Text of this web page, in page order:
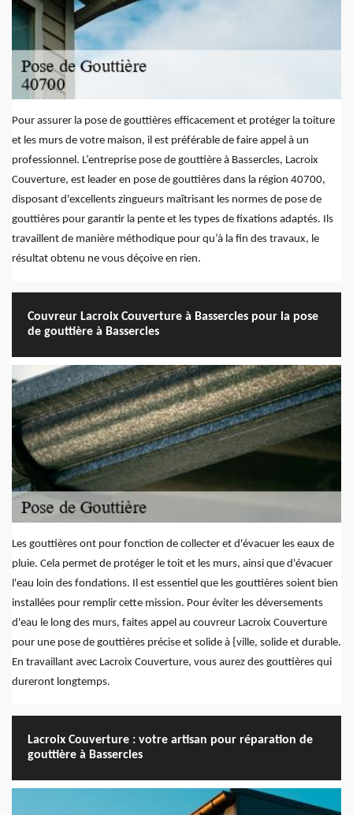
Pour assurer la pose de gouttières efficacement et protéger la toiture
et les murs de votre maison, il est préférable de faire appel à un
professionnel. L’entreprise pose de gouttière à Bassercles, Lacroix
Couverture, est leader en pose de gouttières dans la région 40700,
disposant d'excellents zingueurs maîtrisant les normes de pose de
gouttières pour garantir la pente et les types de fixations adaptés. Ils
travaillent de manière méthodique pour qu’à la fin des travaux, le
résultat obtenu ne vous déçoive en rien.
Couvreur Lacroix Couverture à Bassercles pour la pose
de gouttière à Bassercles
Les gouttières ont pour fonction de collecter et d'évacuer les eaux de
pluie. Cela permet de protéger le toit et les murs, ainsi que d'évacuer
l'eau loin des fondations. Il est essentiel que les gouttières soient bien
installées pour remplir cette mission. Pour éviter les déversements
d'eau le long des murs, faites appel au couvreur Lacroix Couverture
pour une pose de gouttières précise et solide à {ville, solide et durable.
En travaillant avec Lacroix Couverture, vous aurez des gouttières qui
dureront longtemps.
Lacroix Couverture : votre artisan pour réparation de
gouttière à Bassercles